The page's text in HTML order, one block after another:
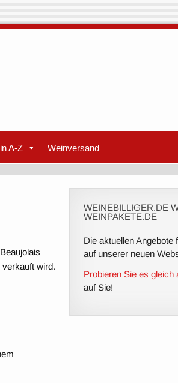
A-Z Weinversand
wird.
WEINEBILLIGER.DE
WEINPAKETE.DE
Die aktuellen Angebote
auf unserer neuen
Probieren Sie es gleich
auf Sie!